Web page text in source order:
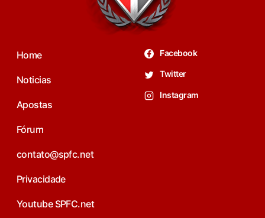
Home
Noticias
Apostas
Fórum
contato@spfc.net
Privacidade
Youtube SPFC.net
Facebook
Twitter
Instagram